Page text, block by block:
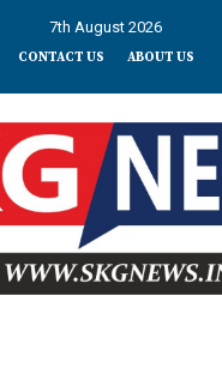
7th August 2026
CONTACT US ABOUT US